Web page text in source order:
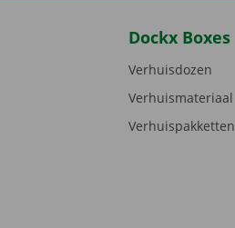
Dockx Boxes
Verhuisdozen
Verhuismateriaal
Verhuispakketten